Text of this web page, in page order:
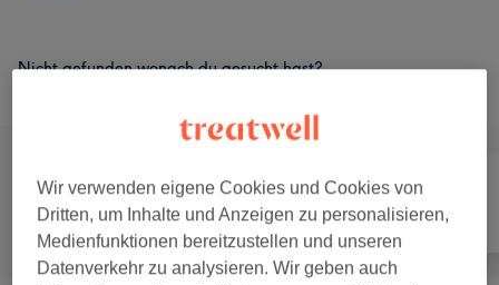
Nicht gefunden wonach du gesucht hast?
Alle Nägel Gesicht
Wir verwenden eigene Cookies und Cookies von
Dritten, um Inhalte und Anzeigen zu personalisieren,
Medienfunktionen bereitzustellen und unseren
Datenverkehr zu analysieren. Wir geben auch